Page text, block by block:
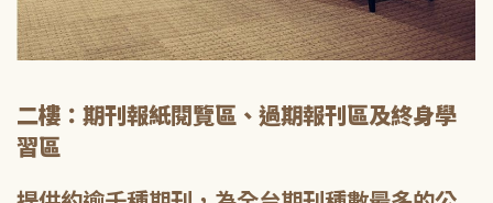
二樓：期刊報紙閱覽區、過期報刊區及終身學
習區